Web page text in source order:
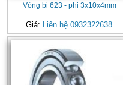
Vòng bi 623 - phi 3x10x4mm
Giá: Liên hệ 0932322638